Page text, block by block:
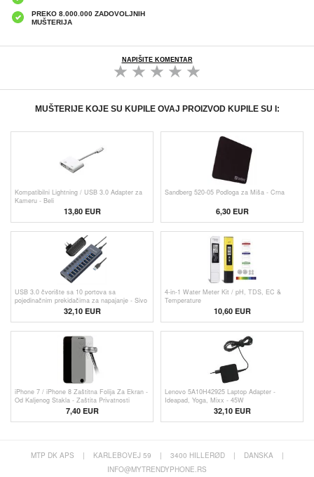
PREKO 8.000.000 ZADOVOLJNIH
MUŠTERIJA
NAPIŠITE KOMENTAR
MUŠTERIJE KOJE SU KUPILE OVAJ PROIZVOD KUPILE SU I:
Kompatibilni Lightning / USB 3.0 Adapter za
Kameru - Beli
13,80 EUR
Sandberg 520-05 Podloga za Miša - Crna
6,30 EUR
USB 3.0 čvorište sa 10 portova sa
pojedinačnim prekidačima za napajanje - Sivo
32,10 EUR
4-in-1 Water Meter Kit / pH, TDS, EC &
Temperature
10,60EUR
iPhone 7 / iPhone 8 Zaštitna Folija Za Ekran -
Od Kaljenog Stakla - Zaštita Privatnosti
7,40 EUR
Lenovo 5A10H42925 Laptop Adapter -
Ideapad, Yoga, Mixx - 45W
32,10 EUR
MTP DK APS | KARLEBOVEJ 59 | 3400 HILLERØD | DANSKA
|
INFO@MYTRENDYPHONE.RS